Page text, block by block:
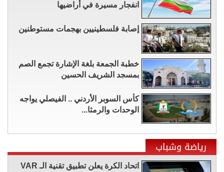
انفجار مسيرة في أراضيها
إصابة فلسطينيين بهجمات مستوطنين
خطبة الجمعة بلغة الإشارة تجمع الصم
بمسجد الشريف الحسين
كأس السوبر الأردني .. الفيصلي يواجه
الوحدات والرمثا...
رياضة وشباب
اتحاد الكرة يعلن تطبيق تقنية الـ VAR